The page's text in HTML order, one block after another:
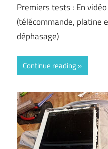
Premiers tests : En
(télécommande, platine
déphasage)
Continue reading